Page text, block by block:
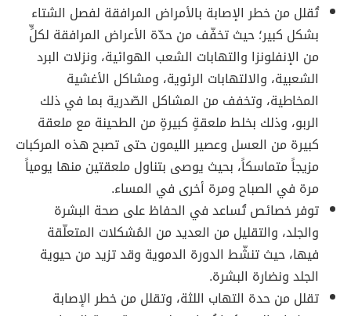
تُقلل من خطر الإصابة بالأمراض المرافقة لفصل الشتاء
بشكل كبير؛ حيث تخفّف من حدّة الأعراض المرافقة لكلٍّ
من الإنفلونزا والتهابات الشعب الهوائية، ونزلات البرد
الشعبية، والالتهابات الرئوية، ومشاكل الأغشية
المخاطية، وتخفف من المشاكل الصّدرية بما في ذلك
الربو، وذلك بخلط ملعقةٍ كبيرةٍ من الطحينة مع ملعقة
كبيرة من العسل وعصير الليمون حتى تصبح هذه المركبات
مزيجاً متماسكاً، بحيث يوصى بتناول ملعقتين منها يومياً
مرة في الصباح ومرة أخرى في المساء.
توفر خصائص تُساعد في الحفاظ على صحة البشرة
والجلد، والتقليل من العديد من المُشكلات المتعلّقة
فيها، حيث تنشّط الدورة الدموية وقد تزيد من حيوية
الجلد ونضارة البشرة.
تقلل من حدة التهاب اللثة، وتقلل من خطر الإصابة